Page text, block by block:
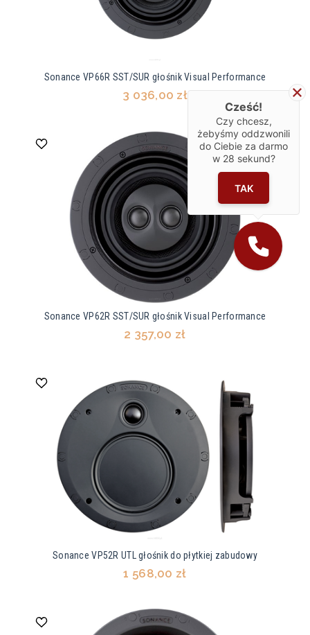
Sonance VP66R SST/SUR głośnik Visual Performance
3 036,00 zł
Sonance VP62R SST/SUR głośnik Visual Performance
2 357,00 zł
Sonance VP52R UTL głośnik do płytkiej zabudowy
1 568,00 zł
Cześć!
Czy chcesz,
żebyśmy oddzwonili
do Ciebie za darmo
w 28 sekund?
TAK